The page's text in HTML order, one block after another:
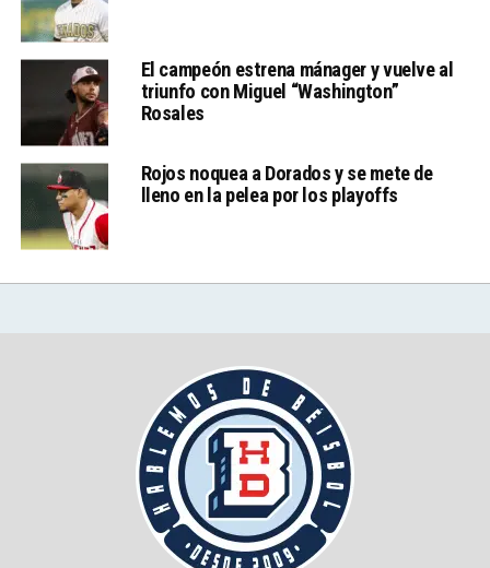
El campeón estrena mánager y vuelve al
triunfo con Miguel “Washington”
Rosales
Rojos noquea a Dorados y se mete de
lleno en la pelea por los playoffs